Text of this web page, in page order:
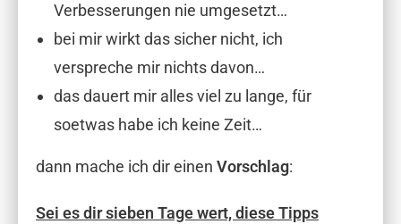
Verbesserungen nie umgesetzt…
bei mir wirkt das sicher nicht, ich
verspreche mir nichts davon…
das dauert mir alles viel zu lange, für
soetwas habe ich keine Zeit…
dann mache ich dir einen Vorschlag:
Sei es dir sieben Tage wert, diese Tipps